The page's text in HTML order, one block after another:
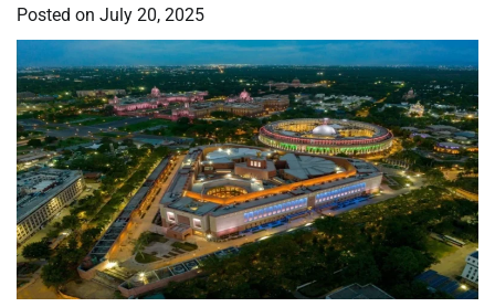
Posted on July 20, 2025